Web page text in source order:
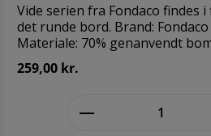
Vide serien fra Fondaco findes
det runde bord. Brand: Fondaco Størrelse: Ø160 cm
Materiale: 70% genanvendt bomuld, 30% genanvendt
polyester
259,00 kr.